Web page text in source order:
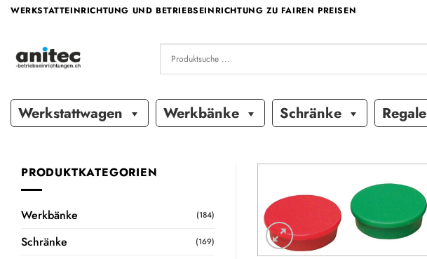
ZumWERKSTATTEINRICHTUNG UND BETRIEBSEINRICHTUNG ZU FAIREN PREISEN
Werkstattwagen Werkbänke Schränke Regale
PRODUKTKATEGORIEN
Werkbänke (184)
Schränke (169)